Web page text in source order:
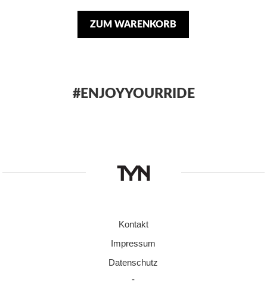
ZUM WARENKORB
#ENJOYYOURRIDE
Kontakt
Impressum
Datenschutz
-